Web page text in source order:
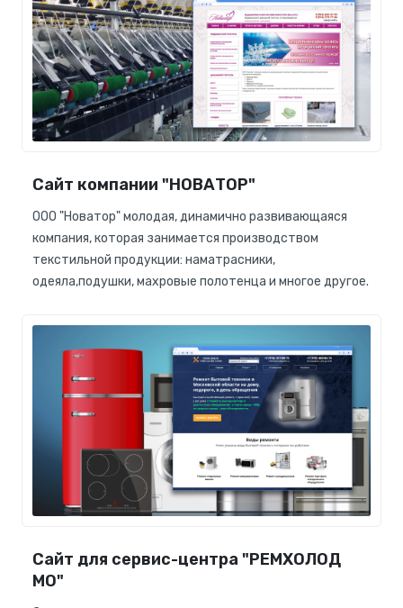
Сайт компании "НОВАТОР"
ООО "Новатор" молодая, динамично развивающаяся
компания, которая занимается производством
текстильной продукции: наматрасники,
одеяла,подушки, махровые полотенца и многое другое.
Сайт для сервис-центра "РЕМХОЛОД
МО"